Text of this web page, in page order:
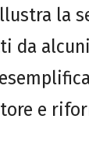
la
da
e